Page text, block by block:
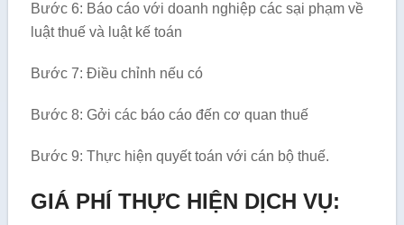
Bước 6: Báo cáo với doanh nghiệp các sại phạm về
luật thuế và luật kế toán
Bước 7: Điều chỉnh nếu có
Bước 8: Gởi các báo cáo đến cơ quan thuế
Bước 9: Thực hiện quyết toán với cán bộ thuế.
GIÁ PHÍ THỰC HIỆN DỊCH VỤ: